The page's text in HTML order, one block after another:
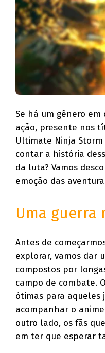
Se há um gênero em
ação, presente nos
Ultimate Ninja
contar a história
da luta? Vamos
emoção das
Uma guerra
Antes de
explorar, vamos dar
compostos por
campo de combate.
ótimas para aqueles
acompanhar o
outro lado, os fãs
em ter que esperar